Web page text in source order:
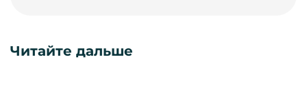
Читайте дальше